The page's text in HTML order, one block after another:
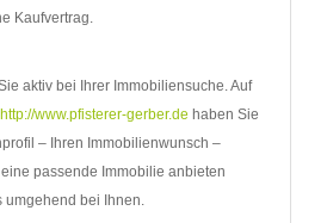
Kaufvertrag.
aktiv bei Ihrer Immobiliensuche. Auf
http://www.pfisterer-gerber.de haben Sie
– Ihren Immobilienwunsch –
passende Immobilie anbieten
bei Ihnen.